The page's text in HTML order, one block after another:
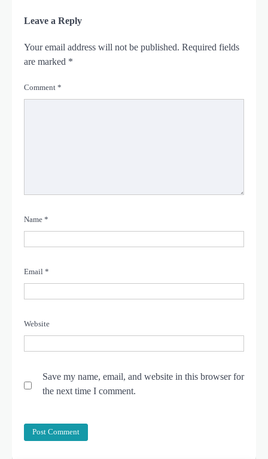
Leave a Reply
Your email address will not be published. Required fields
are marked *
Comment *
Name *
Email *
Website
Save my name, email, and website in this browser for
the next time I comment.